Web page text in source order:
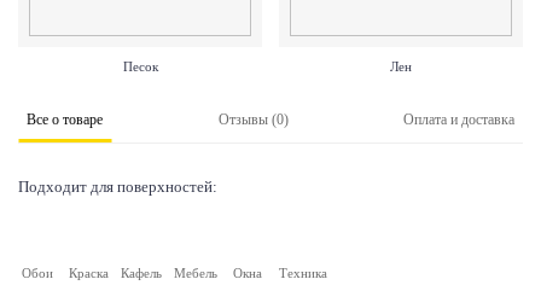
Песок Лен
Все о товаре Отзывы (0) Оплата и доставка
Подходит для поверхностей:
Обои Краска Кафель Мебель Окна Техника